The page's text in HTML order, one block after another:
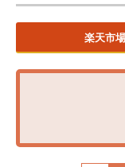
楽天市